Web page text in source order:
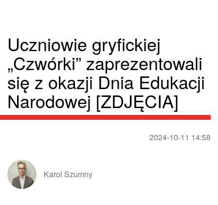
Uczniowie gryfickiej
„Czwórki” zaprezentowali
się z okazji Dnia Edukacji
Narodowej [ZDJĘCIA]
2024-10-11 14:58
Karol Szumny